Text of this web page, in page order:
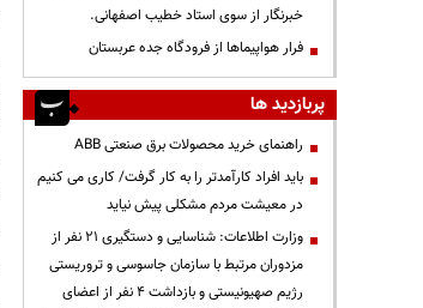
خبرنگار از سوی استاد خطیب اصفهانی.
فرار هواپیماها از فرودگاه جده عربستان
پربازدید ها
راهنمای خرید محصولات برق صنعتی ABB
باید افراد کارآمدتر را به کار گرفت/ کاری می کنیم
در معیشت مردم مشکلی پیش نیاید
وزارت اطلاعات: شناسایی و دستگیری ۲۱ نفر از
مزدوران مرتبط با سازمان جاسوسی و تروریستی
رژیم صهیونیستی و بازداشت ۴ نفر از اعضای